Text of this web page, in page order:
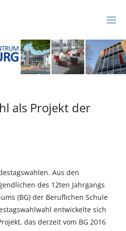
als Projekt der
Aus den
des 12ten Jahrgangs
(BG) der Beruflichen Schule
entwickelte sich
das derzeit vom BG 2016